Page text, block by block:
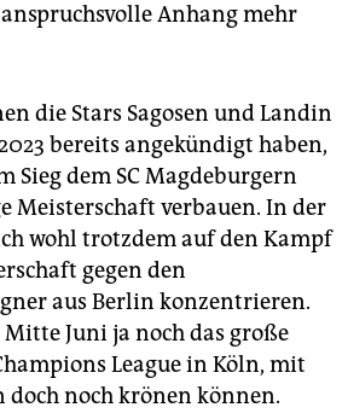
Anhang mehr
die Stars Sagosen und Landin
bereits angekündigt haben,
dem SC Magdeburgern
Meisterschaft verbauen. In der
wohl trotzdem auf den Kampf
gegen den
aus Berlin konzentrieren.
Juni ja noch das große
League in Köln, mit
doch noch krönen können.